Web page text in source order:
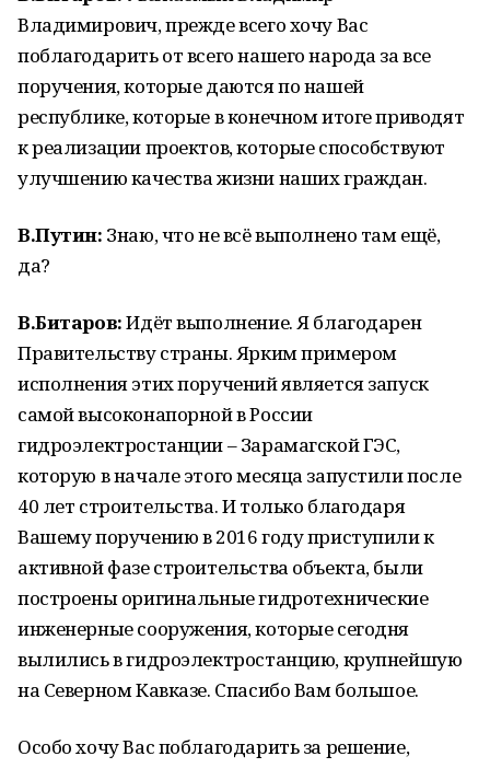
Владимирович, прежде всего хочу Вас
поблагодарить от всего нашего народа за все
поручения, которые даются по нашей
республике, которые в конечном итоге приводят
к реализации проектов, которые способствуют
улучшению качества жизни наших граждан.
В.Путин: Знаю, что не всё выполнено там ещё,
да?
В.Битаров:Идёт выполнение. Я благодарен
Правительству страны. Ярким примером
исполнения этих поручений является запуск
самой высоконапорной в России
гидроэлектростанции – Зарамагской ГЭС,
которую в начале этого месяца запустили после
40 лет строительства. И только благодаря
Вашему поручению в 2016 году приступили к
активной фазе строительства объекта, были
построены оригинальные гидротехнические
инженерные сооружения, которые сегодня
вылились в гидроэлектростанцию, крупнейшую
на Северном Кавказе. Спасибо Вам большое.
Особо хочу Вас поблагодарить за решение,